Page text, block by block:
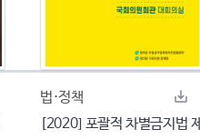
법·정책
[2020] 포괄적 차별금지법 제